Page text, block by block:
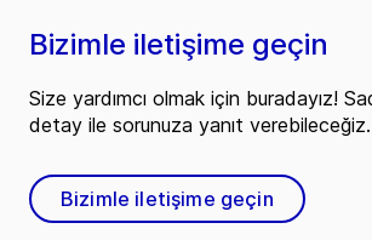
Bizimle iletişime geçin
Size yardımcı olmak için buradayız!
detay ile sorunuza yanıt verebileceğiz.
Bizimle iletişime geçin